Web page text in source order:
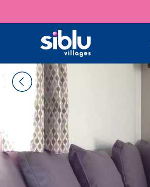
au
contenu
principal